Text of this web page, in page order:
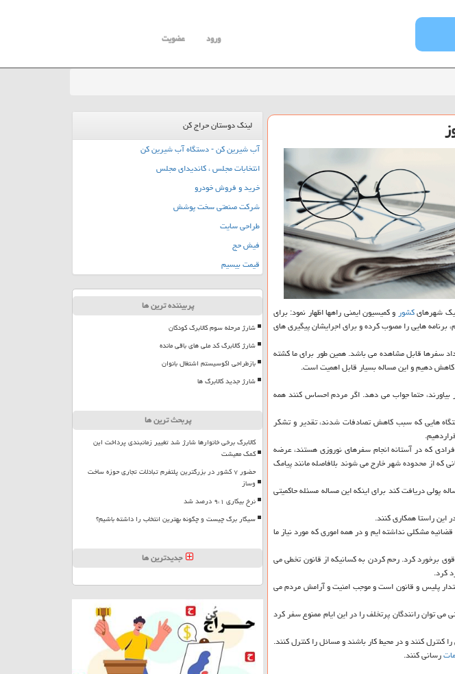
ورود عضویت
شهرهایكشورو كمیسیون ایمنی راهها اظهار نمود: برای
در این رابطه بپردازیم، برنامه هایی را مصوب كرده و برای اجرایشان پیگیری های
سفرها قابل مشاهده می باشد. همین طور برای ما كشته
كاهش دهیم و این مساله بسیار قابل اهمیت است.
حتما جواب می دهد. اگر مردم احساس كنند همه
هایی كه سبب كاهش تصادفات شدند، تقدیر و تشكر
كه در آستانه انجام سفرهای نوروزی هستند، عرضه
كه از محدوده شهر خارج می شوند بلافاصله مانند پیامك
پولی دریافت كند برای اینكه این مساله مسئله حاكمیتی
این راستا همكاری كنند.
مشكلی نداشته ایم و در همه اموری كه مورد نیاز ما
قوی برخورد كرد. رحم كردن به كسانیكه از قانون تخطی می
كرد.
پلیس و قانون است و موجب امنیت و آرامش مردم می
توان رانندگان پرتخلف را در این ایام ممنوع سفر كرد
كنترل كنند و در محیط كار باشند و مسائل را كنترل كنند.
رسانی كنند.
لینک دوستان حراج کن
آب شیرین کن - دستگاه آب شیرین کن
انتخابات مجلس ، کاندیدای مجلس
خرید و فروش خودرو
شرکت صنعتی سخت پوشش
طراحی سایت
فیش حج
قیمت بیسیم
پربیننده ترین ها
شارژ مرحله سوم کالابرگ کودکان
شارژ کالابرگ کد ملی های باقی مانده
بازطراحی اکوسیستم اشتغال بانوان
شارژ جدید کالابرگ ها
پربحث ترین ها
کالابرگ برخی خانوارها شارژ شد تغییر زمانبندی پرداخت این
کمک معیشت
حضور ۷ کشور در بزرگترین پلتفرم تبادلات تجاری حوزه ساخت
وساز
نرخ بیکاری ۹،۱ درصد شد
سیگار برگ چیست و چگونه بهترین انتخاب را داشته باشیم؟
جدیدترین ها